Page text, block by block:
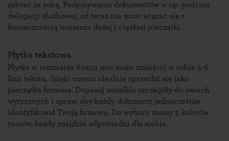
zabrać ze sobą. Podpisywanie dokumentów w np. podczas
delegacji służbowej, od teraz nie musi wiązać się z
koniecznością noszenia dużej i ciężkiej pieczątki.
Płytka tekstowa
Płytka w rozmiarze 60x23 mm może zmieścić w sobie 5-6
linii tekstu, dzięki czemu idealnie sprawdzi się jako
pieczątka firmowa. Dopasuj wszelkie szczegóły do swoich
wytycznych i spraw, aby każdy dokument jednocześnie
identyfikował Twoją firmowę. Do wyboru mamy 5 kolorów
tuszów, każdy znajdzie odpowiedni dla siebie.